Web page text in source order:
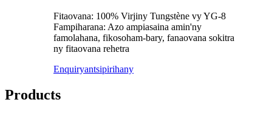
Fitaovana: 100% Virjiny Tungstène vy YG-8
Fampiharana: Azo ampiasaina amin'ny
famolahana, fikosoham-bary, fanaovana sokitra
ny fitaovana rehetra
Enquiryantsipirihany
Products